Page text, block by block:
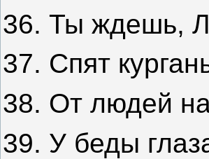
36. Ты ждешь,
37. Спят
38. От людей
39. У беды